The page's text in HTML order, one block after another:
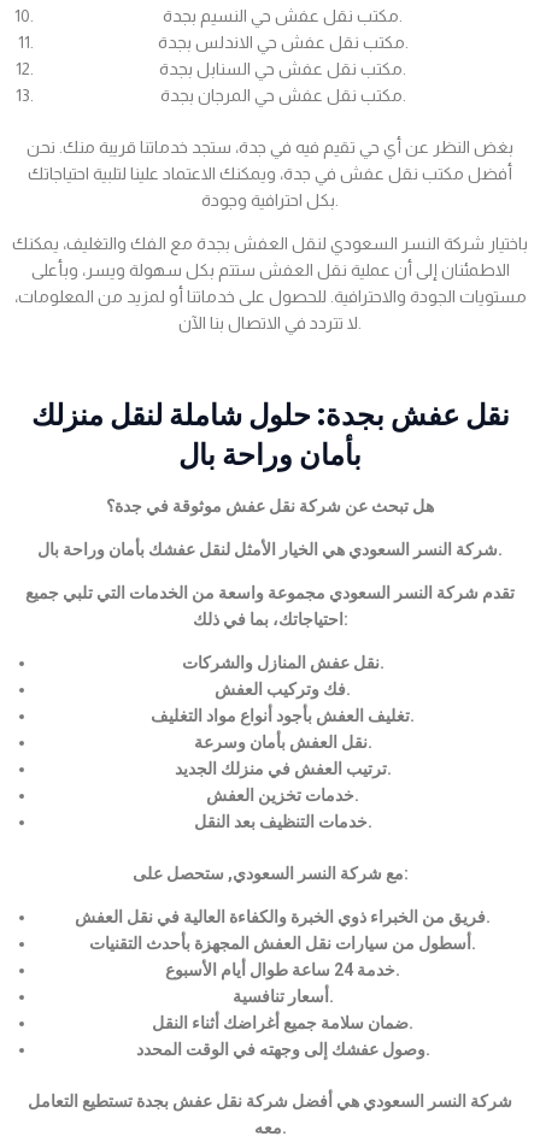
بغض النظر عن أي حي تقيم فيه في جدة، ستجد خدماتنا قريبة منك. نحن
أفضل مكتب نقل عفش في جدة، ويمكنك الاعتماد علينا لتلبية احتياجاتك
باختيار شركة النسر السعودي لنقل العفش بجدة مع الفك والتغليف، يمكنك
الاطمئنان إلى أن عملية نقل العفش ستتم بكل سهولة ويسر، وبأعلى
مستويات الجودة والاحترافية. للحصول على خدماتنا أو لمزيد من المعلومات،
نقل عفش بجدة: حلول شاملة لنقل منزلك
بأمان وراحة بال
هل تبحث عن شركة نقل عفش موثوقة في جدة؟
شركة النسر السعودي هي الخيار الأمثل لنقل عفشك بأمان وراحة بال.
تقدم شركة النسر السعودي مجموعة واسعة من الخدمات التي تلبي جميع
احتياجاتك، بما في ذلك:
نقل عفش المنازل والشركات.
فك وتركيب العفش.
تغليف العفش بأجود أنواع مواد التغليف.
نقل العفش بأمان وسرعة.
ترتيب العفش في منزلك الجديد.
خدمات تخزين العفش.
خدمات التنظيف بعد النقل.
مع شركة النسر السعودي, ستحصل على:
فريق من الخبراء ذوي الخبرة والكفاءة العالية في نقل العفش.
أسطول من سيارات نقل العفش المجهزة بأحدث التقنيات.
خدمة 24 ساعة طوال أيام الأسبوع.
أسعار تنافسية.
ضمان سلامة جميع أغراضك أثناء النقل.
وصول عفشك إلى وجهته في الوقت المحدد.
شركة النسر السعودي هي أفضل شركة نقل عفش بجدة تستطيع التعامل
معه.